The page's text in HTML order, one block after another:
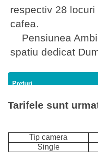
respectiv 28
cafea.
Pensiunea
spatiu dedicat
Preturi
Tarifele sunt
Tip camera
Single